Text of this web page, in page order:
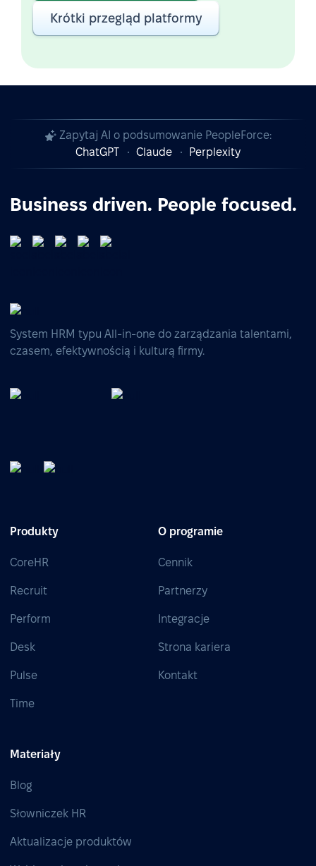
Krótki przegląd platformy
Zapytaj AI o podsumowanie PeopleForce:
ChatGPT
Claude Perplexity
Business driven. People focused.
System HRM typu All-in-one do zarządzania talentami,
czasem, efektywnością i kulturą firmy.
Produkty
CoreHR
Recruit
Perform
Desk
Pulse
Time
O programie
Cennik
Partnerzy
Integracje
Strona kariera
Kontakt
Materiały
Blog
Słowniczek HR
Aktualizacje produktów